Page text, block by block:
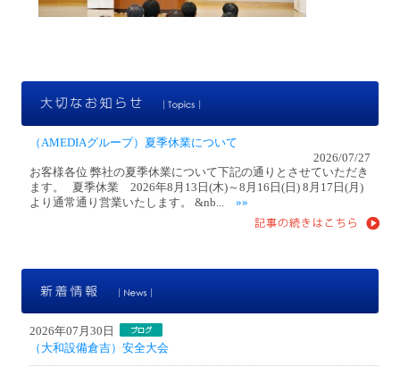
（AMEDIAグループ）夏季休業について
2026/07/27
お客様各位 弊社の夏季休業について下記の通りとさせていただき
ます。 夏季休業 2026年8月13日(木)～8月16日(日) 8月17日(月)
より通常通り営業いたします。 &nb...»»
2026年07月30日
（大和設備倉吉）安全大会